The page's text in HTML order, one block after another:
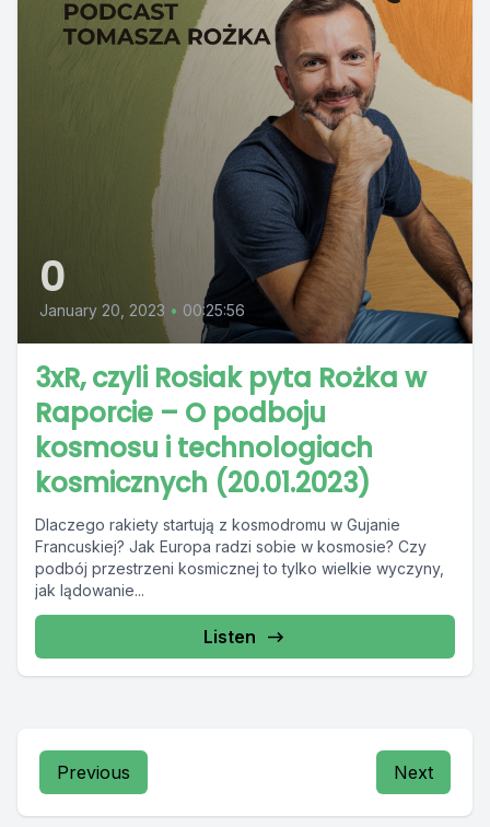
0
January 20, 2023 • 00:25:56
3xR, czyli Rosiak pyta Rożka w
Raporcie – O podboju
kosmosu i technologiach
kosmicznych (20.01.2023)
Dlaczego rakiety startują z kosmodromu w Gujanie
Francuskiej? Jak Europa radzi sobie w kosmosie? Czy
podbój przestrzeni kosmicznej to tylko wielkie wyczyny,
jak lądowanie...
Listen
Previous Next